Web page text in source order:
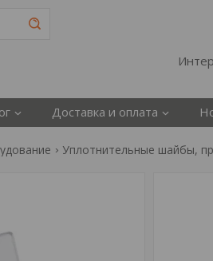
Доставка и оплата
Уплотнительные шайбы,